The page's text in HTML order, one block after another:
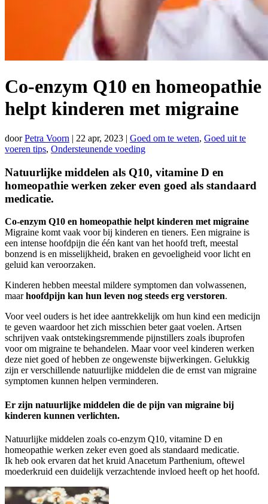
Co-enzym Q10 en homeopathie
helpt kinderen met migraine
doorPetra Voorn | 22 apr, 2023 | Goed om te weten, Goed uit te
voeren tips, Ondersteunende voeding
Natuurlijke middelen als Q10, vitamine D en
homeopathie werken zeker even goed als standaard
medicatie.
Co-enzym Q10 en homeopathie helpt kinderen met migraine
Migraine komt vaak voor bij kinderen en tieners. Een migraine is
een intense hoofdpijn die één kant van het hoofd treft, meestal
bonzend is en misselijkheid, braken en gevoeligheid voor licht en
geluid kan veroorzaken.
Kinderen hebben meestal mildere symptomen dan volwassenen,
maarhoofdpijn kan hun leven nog steeds erg verstoren.
Voor veel ouders is het idee aantrekkelijk om hun kind een medicijn
te geven waardoor het zich misschien beter gaat voelen. Artsen
schrijven vaak ontstekingsremmende pijnstillers zoals ibuprofen
voor om migraine te behandelen. Maar voor veel kinderen werken
deze niet goed of hebben ze ongewenste bijwerkingen. Gelukkig
zijn er verschillende natuurlijke middelen die de ernst van migraine
symptomen kunnen helpen verminderen.
Er zijn natuurlijke middelen die de pijn van migraine bij
kinderen kunnen verlichten.
Natuurlijke middelen zoals co-enzym Q10, vitamine D en
homeopathie werken zeker even goed als standaard medicatie.
Ik heb ook ervaren dat het kruid Anacetum Parthenium, oftewel
moederkruid een duidelijk verzachtende invloed heeft op het hoofd.